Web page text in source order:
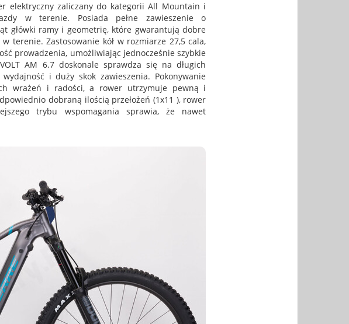
elektryczny zaliczany do kategorii All Mountain i
w terenie. Posiada pełne zawieszenie o
główki ramy i geometrię, które gwarantują dobre
terenie. Zastosowanie kół w rozmiarze 27,5 cala,
prowadzenia, umożliwiając jednocześnie szybkie
AM 6.7 doskonale sprawdza się na długich
i duży skok zawieszenia. Pokonywanie
wrażeń i radości, a rower utrzymuje pewną i
dobraną ilością przełożeń (1x11 ), rower
trybu wspomagania sprawia, że nawet